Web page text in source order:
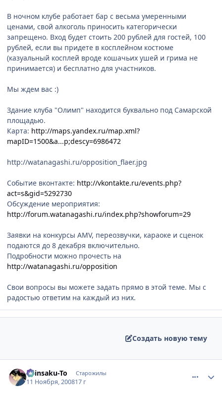
В ночном клубе работает бар с весьма умеренными
ценами, свой алкоголь приносить категорически
запрещено. Вход будет стоить 200 рублей для гостей, 100
рублей, если вы придете в косплейном костюме
(казуальный косплей вроде кошачьих ушей и грима не
принимается) и бесплатно для участников.
Мы ждем вас :)
Здание клуба "Олимп" находится буквально под Самарской
площадью.
Карта: http://maps.yandex.ru/map.xml?
mapID=1500&a...p;descy=6986472
http://watanagashi.ru/opposition_flaer.jpg
Событие вконтакте: http://vkontakte.ru/events.php?
act=s&gid=5292730
Обсуждение мероприятия:
http://forum.watanagashi.ru/index.php?showforum=29
Заявки на конкурсы AMV, переозвучки, караоке и сценок
подаются до 8 декабря включительно.
Подробности можно прочесть на
http://watanagashi.ru/opposition
Свои вопросы вы можете задать прямо в этой теме. Мы с
радостью ответим на каждый из них.
Создать новую тему
Shinsaku-To Старожилы
11 Ноября, 200817 г